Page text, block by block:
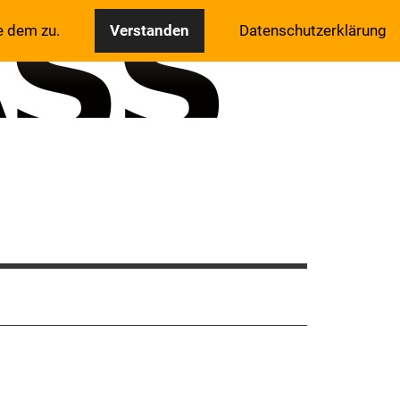
dem zu. Verstanden Datenschutzerklärung